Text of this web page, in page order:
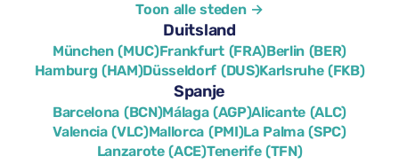
Toon alle steden →
Duitsland
München (MUC)Frankfurt (FRA)Berlin (BER)
Hamburg (HAM)Düsseldorf (DUS)Karlsruhe (FKB)
Spanje
Barcelona (BCN)Málaga (AGP)Alicante (ALC)
Valencia (VLC)Mallorca (PMI)La Palma (SPC)
Lanzarote (ACE)Tenerife (TFN)